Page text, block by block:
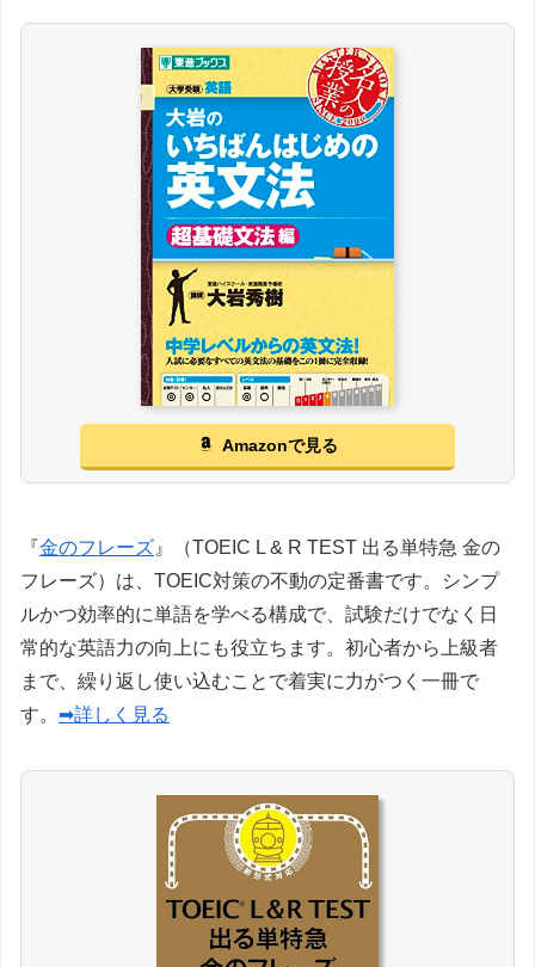
Amazonで見る
『金のフレーズ 』（TOEIC L & R TEST 出る単特急 金の
フレーズ）は、TOEIC対策の不動の定番書です。シンプ
ルかつ効率的に単語を学べる構成で、試験だけでなく日
常的な英語力の向上にも役立ちます。初心者から上級者
まで、繰り返し使い込むことで着実に力がつく一冊で
す。 ➡詳しく見る